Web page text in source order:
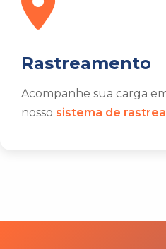
Rastreamento
Acompanhe sua carga
nosso sistema de